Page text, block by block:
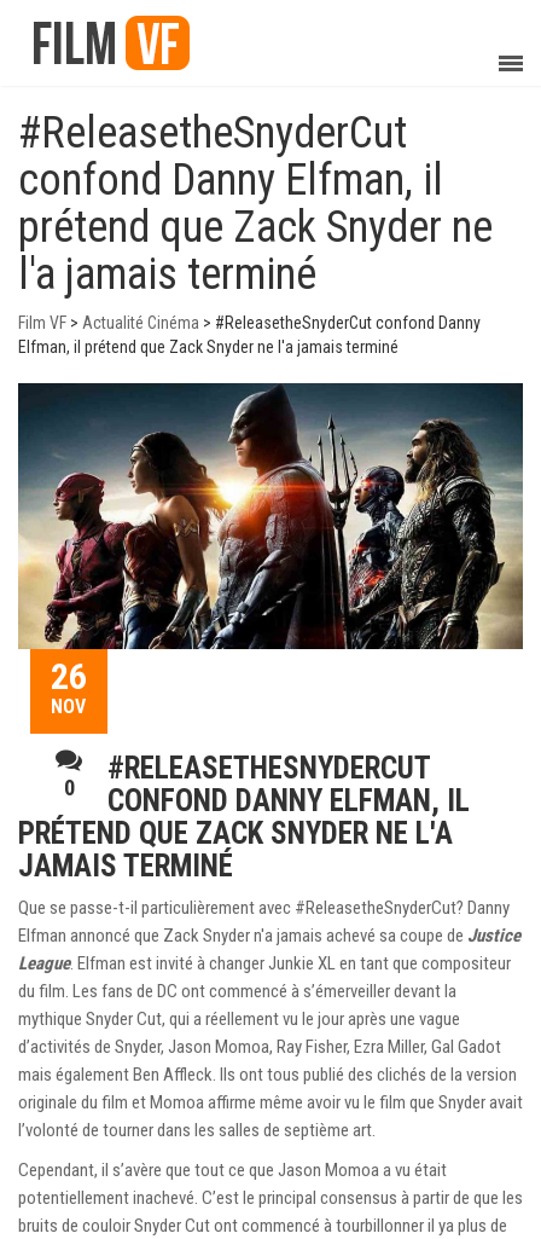
#ReleasetheSnyderCut
confond Danny Elfman, il
prétend que Zack Snyder ne
l'a jamais terminé
Film VF > Actualité Cinéma > #ReleasetheSnyderCut confond Danny
Elfman, il prétend que Zack Snyder ne l'a jamais terminé
26
NOV
0
#RELEASETHESNYDERCUT
CONFOND DANNY ELFMAN, IL
PRÉTEND QUE ZACK SNYDER NE L'A
JAMAIS TERMINÉ
Que se passe-t-il particulièrement avec #ReleasetheSnyderCut? Danny
Elfman annoncé que Zack Snyder n'a jamais achevé sa coupe de Justice
League. Elfman est invité à changer Junkie XL en tant que compositeur
du film. Les fans de DC ont commencé à s’émerveiller devant la
mythique Snyder Cut, qui a réellement vu le jour après une vague
d’activités de Snyder, Jason Momoa, Ray Fisher, Ezra Miller, Gal Gadot
mais également Ben Affleck. Ils ont tous publié des clichés de la version
originale du film et Momoa affirme même avoir vu le film que Snyder avait
l’volonté de tourner dans les salles de septième art.
Cependant, il s’avère que tout ce que Jason Momoa a vu était
potentiellement inachevé. C’est le principal consensus à partir de que les
bruits de couloir Snyder Cut ont commencé à tourbillonner il ya plus de